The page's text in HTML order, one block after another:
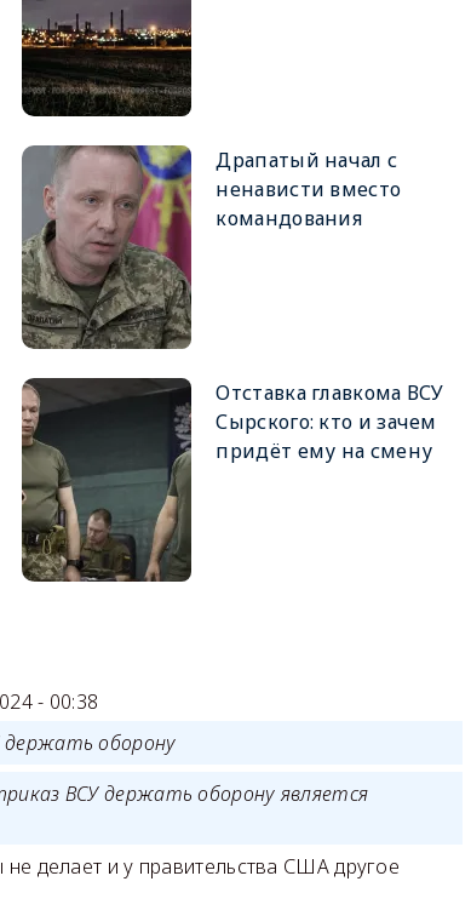
Драпатый начал с
ненависти вместо
командования
Отставка главкома ВСУ
Сырского: кто и зачем
придёт ему на смену
- 00:38
держать оборону
ВСУ держать оборону является
делает и у правительства США другое